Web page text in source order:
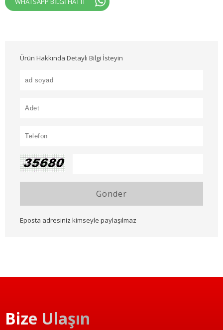
Ürün Hakkında Detaylı Bilgi İsteyin
Gönder
Eposta adresiniz kimseyle paylaşılmaz
Bize Ulaşın